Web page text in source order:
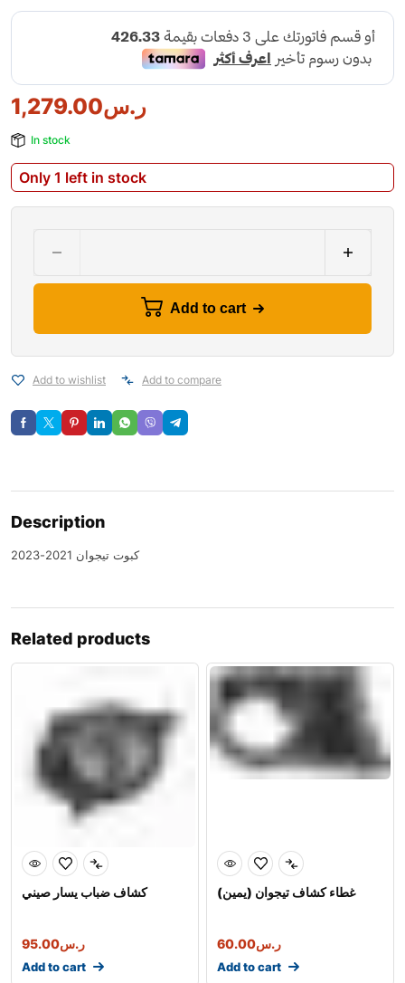
ر.س1,279.00
In stock
Only 1 left in stock
Add to cart
Add to wishlist Add to compare
Description
كبوت تيجوان 2021-2023
Related products
كشاف ضباب يسار صيني
ر.س95.00
Add to cart
غطاء كشاف تيجوان (يمين)
ر.س60.00
Add to cart